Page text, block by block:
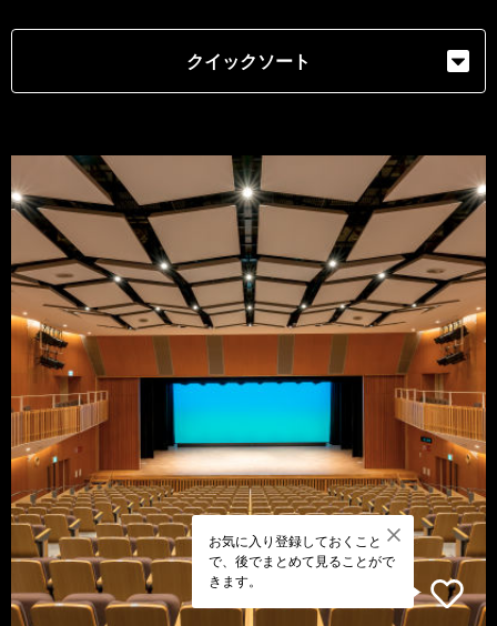
クイックソート
お気に入り登録しておくこと
で、後でまとめて見ることがで
きます。